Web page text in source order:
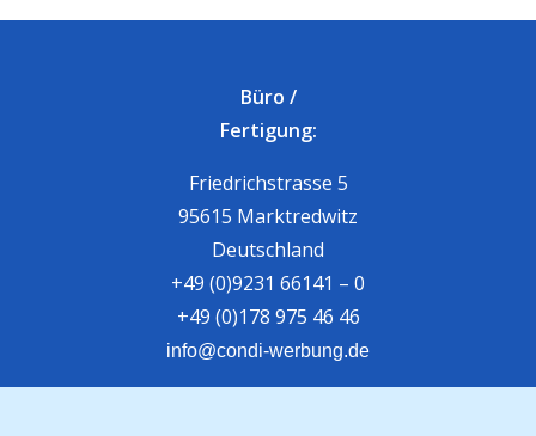
Büro /
Fertigung:
Friedrichstrasse 5
95615 Marktredwitz
Deutschland
+49 (0)9231 66141 – 0
+49 (0)178 975 46 46
info@condi-werbung.de